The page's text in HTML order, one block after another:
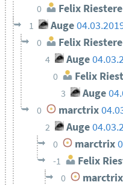
0 Felix
1 Auge
0 Felix
4 Auge
0 Felix
3 Auge
0 marctrix
2 Auge
0 marctrix
-1 Felix
0 marctrix